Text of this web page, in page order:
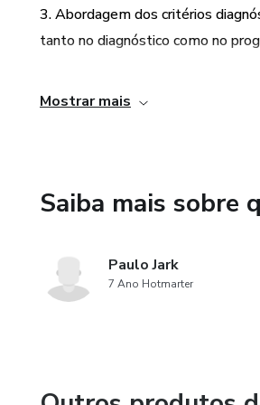
3. Abordagem dos critérios
tanto no diagnóstico como no
5. Revisão atualizada com os
informações mais atualizadas e
Mostrar mais
Saiba mais sobre
Paulo Jark
7 Ano Hotmarter